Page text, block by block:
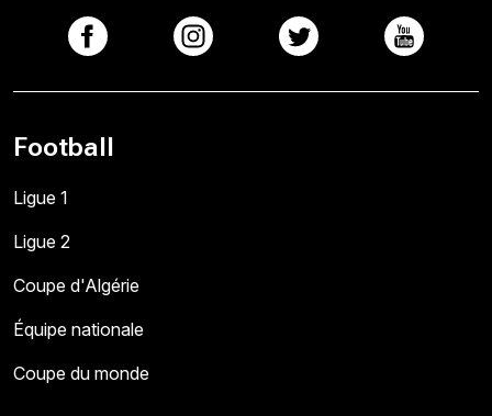
Football
Ligue 1
Ligue 2
Coupe d'Algérie
Équipe nationale
Coupe du monde